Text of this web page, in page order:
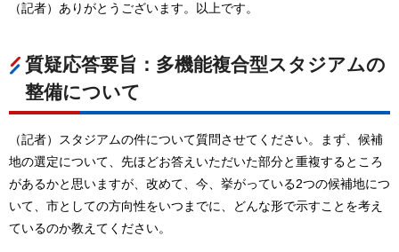
（記者）ありがとうございます。以上です。
質疑応答要旨：多機能複合型スタジアムの
整備について
（記者）スタジアムの件について質問させてください。まず、候補
地の選定について、先ほどお答えいただいた部分と重複するところ
があるかと思いますが、改めて、今、挙がっている2つの候補地につ
いて、市としての方向性をいつまでに、どんな形で示すことを考え
ているのか教えてください。